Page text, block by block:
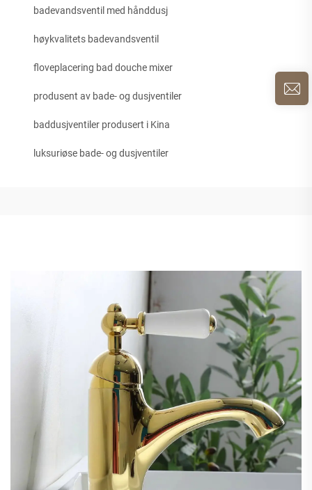
badevandsventil med hånddusj
høykvalitets badevandsventil
floveplacering bad douche mixer
produsent av bade- og dusjventiler
baddusjventiler produsert i Kina
luksuriøse bade- og dusjventiler